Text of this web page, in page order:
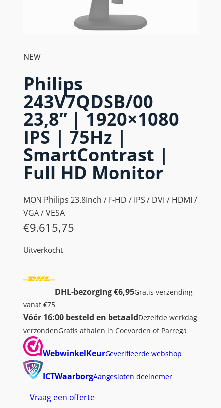
NEW
Philips
243V7QDSB/00
23,8” | 1920×1080
IPS | 75Hz |
SmartContrast |
Full HD Monitor
MON Philips 23.8Inch / F-HD / IPS / DVI / HDMI /
VGA / VESA
€9.615,75
Uitverkocht
DHL-bezorging €6,95Gratis verzending
vanaf €75
Vóór 16:00 besteld en betaaldDezelfde werkdag
verzondenGratis afhalen in Coevorden of Parrega
WebwinkelKeurGeverifieerde webshop
ICTWaarborgAangesloten deelnemer
Vraag een offerte